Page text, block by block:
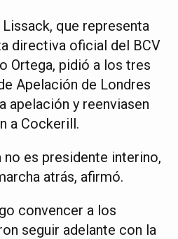
que representa
directiva oficial del BCV
Ortega, pidió a los tres
Apelación de Londres
apelación y reenviasen
a Cockerill.
no es presidente interino,
atrás, afirmó.
convencer a los
seguir adelante con la